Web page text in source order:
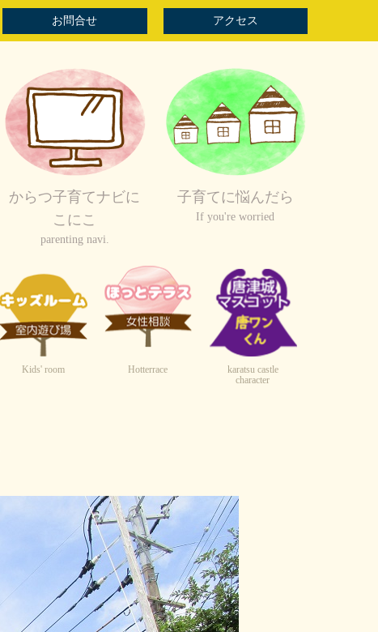
お問合せ アクセス
からつ子育てナビに
こにこ
parenting navi.
子育てに悩んだら
If you're worried
Kids' room Hotterrace
karatsu castle
character